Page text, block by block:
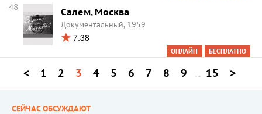
48 Салем, Москва
Документальный, 1959
7.38
ОНЛАЙН БЕСПЛАТНО
< 1 2 3 4 5 6 7 8 9 ... 15 >
СЕЙЧАС ОБСУЖДАЮТ